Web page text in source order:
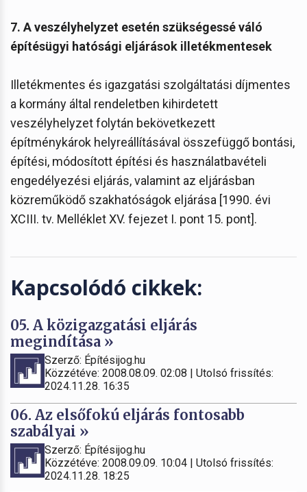
7. Aveszélyhelyzet esetén szükségessé váló
építésügyi hatósági eljárások illetékmentesek
Illetékmentes és igazgatási szolgáltatási díjmentes
a kormány által rendeletben kihirdetett
veszélyhelyzet folytán bekövetkezett
építménykárok helyreállításával összefüggő bontási,
építési, módosított építési és használatbavételi
engedélyezési eljárás, valamint az eljárásban
közreműködő szakhatóságok eljárása [1990. évi
XCIII. tv. Melléklet XV. fejezet I. pont 15. pont].
Kapcsolódó cikkek:
05. A közigazgatási eljárás
megindítása »
Szerző: Építésijog.hu
Közzétéve: 2008.08.09. 02:08 | Utolsó frissítés:
2024.11.28. 16:35
06. Az elsőfokú eljárás fontosabb
szabályai »
Szerző: Építésijog.hu
Közzétéve: 2008.09.09. 10:04 | Utolsó frissítés:
2024.11.28. 18:25